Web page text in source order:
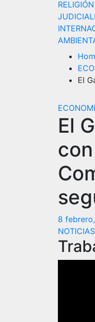
RELIGIÓN
El
El
8
NOTICIAS